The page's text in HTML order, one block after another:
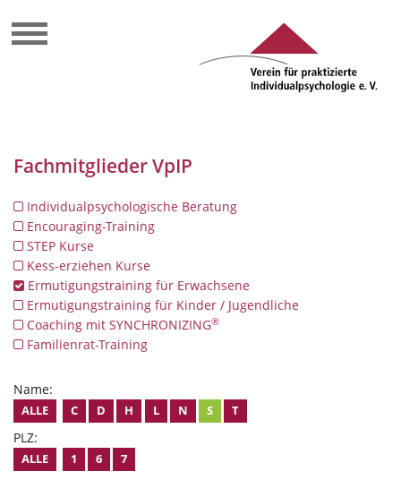
Fachmitglieder VpIP
Individualpsychologische Beratung
Encouraging-Training
STEP Kurse
Kess-erziehen Kurse
Ermutigungstraining für Erwachsene
Ermutigungstraining für Kinder / Jugendliche
Coaching mit SYNCHRONIZING®
Familienrat-Training
Name:
ALLE C D H L N S T
PLZ:
ALLE 1 6 7